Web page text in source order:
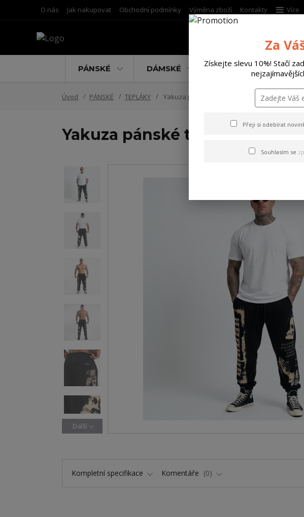
O nás Jak nakupovat Obchodní podmínky Výměna zboží Kontakty Více
PÁNSKÉ DÁMSKÉ DĚTSKÉ
Úvod PÁNSKÉ TEPLÁKY Yakuza pánské tepláky Pray Loose Joggers
Yakuza pánské tepláky Pray
Další
Kompletní specifikace Komentáře 0
Za
Získejte slevu 10%! Stačí
Přeji si odebírat
Souhlasím se